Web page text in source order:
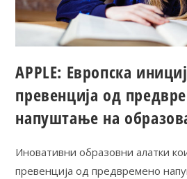
APPLE: Европска
превенција од
напуштање на
Иновативни образовни алатки
превенција од предвремено